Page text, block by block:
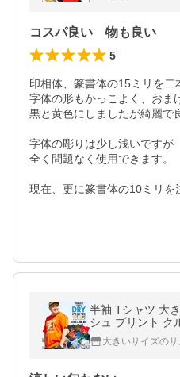
コスパ良い 物も良い
5
印相体、篆書体の15ミリを二
字体の形もかっこよく、おま
黒と黄色にしましたが綺麗で
字体の彫りは少し浅いですが
全く問題なく使用できます。
現在、更に篆書体の10ミリを
半袖 Tシャツ 大
シュ プリント ク
6L 7L 8L
大きいサイズの